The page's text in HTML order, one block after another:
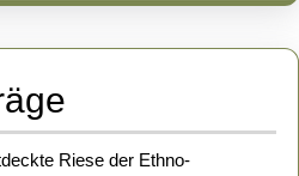
Riese der Ethno-